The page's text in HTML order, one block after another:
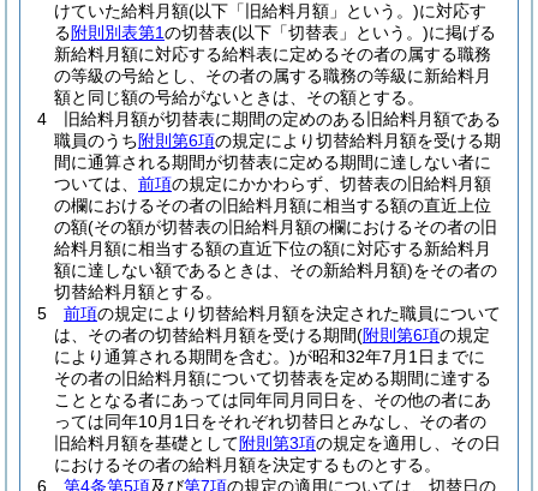
けていた給料月額(以下「旧給料月額」という。)に対応す
る附則別表第1の切替表(以下「切替表」という。)に掲げる
新給料月額に対応する給料表に定めるその者の属する職務
の等級の号給とし、その者の属する職務の等級に新給料月
額と同じ額の号給がないときは、その額とする。
4
旧給料月額が切替表に期間の定めのある旧給料月額である
職員のうち附則第6項の規定により切替給料月額を受ける期
間に通算される期間が切替表に定める期間に達しない者に
ついては、 前項の規定にかかわらず、切替表の旧給料月額
の欄におけるその者の旧給料月額に相当する額の直近上位
の額(その額が切替表の旧給料月額の欄におけるその者の旧
給料月額に相当する額の直近下位の額に対応する新給料月
額に達しない額であるときは、その新給料月額)をその者の
切替給料月額とする。
5
前項の規定により切替給料月額を決定された職員について
は、その者の切替給料月額を受ける期間(附則第6項の規定
により通算される期間を含む。)が昭和32年7月1日までに
その者の旧給料月額について切替表を定める期間に達する
こととなる者にあっては同年同月同日を、その他の者にあ
っては同年10月1日をそれぞれ切替日とみなし、その者の
旧給料月額を基礎として附則第3項の規定を適用し、その日
におけるその者の給料月額を決定するものとする。
6
第4条第5項及び第7項の規定の適用については、切替日の